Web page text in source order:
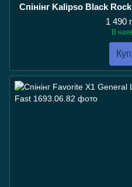
Спінінг Kalipso Black
1 490
В